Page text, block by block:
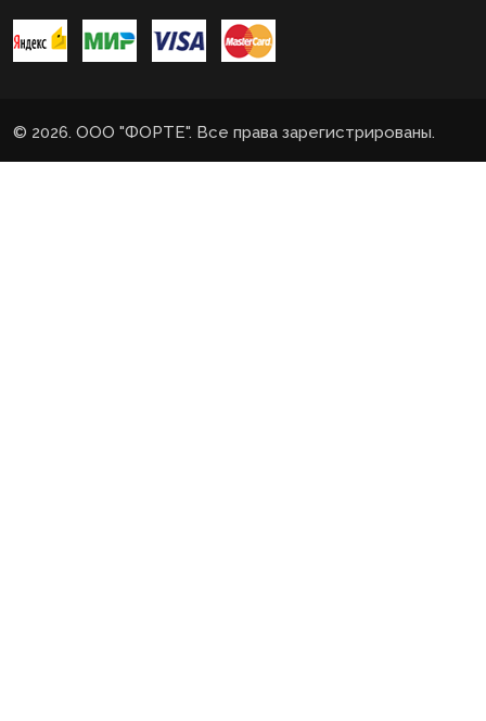
© 2026. ООО "ФОРТЕ". Все права зарегистрированы.